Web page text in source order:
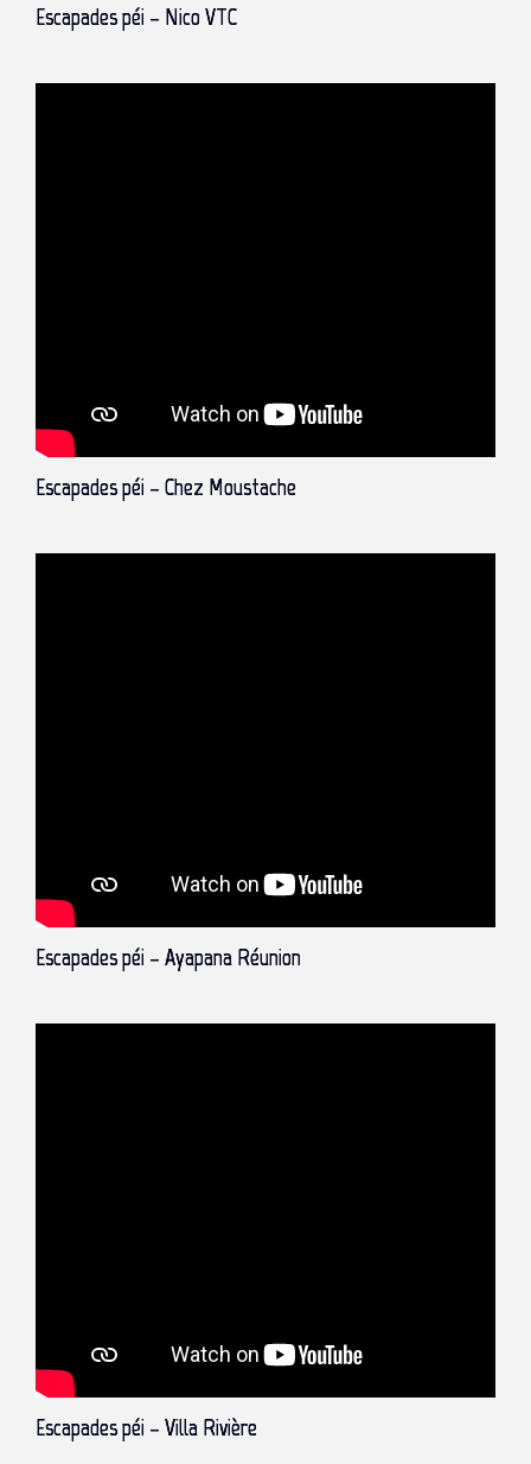
Escapades péi – Nico VTC
Escapades péi – Chez Moustache
Escapades péi – Ayapana Réunion
Escapades péi – Villa Rivière